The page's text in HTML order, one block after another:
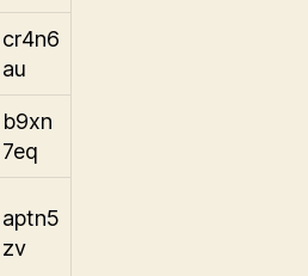
cr4n6
au
b9xn
7eq
aptn5
zv